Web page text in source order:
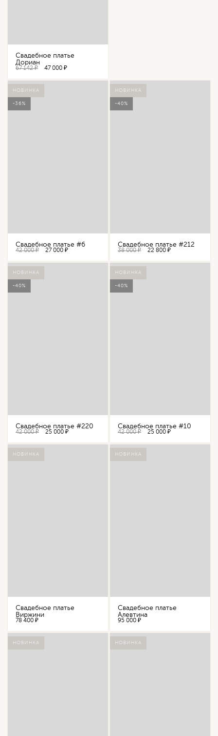
Свадебное платье
Дориан
67 142 ₽ 47 000 ₽
НОВИНКА
-36%
Свадебное платье #6
42 000 ₽ 27 000 ₽
НОВИНКА
-40%
Свадебное платье #212
38 000 ₽ 22 800 ₽
НОВИНКА
-40%
Свадебное платье #220
42 000 ₽ 25 000 ₽
НОВИНКА
-40%
Свадебное платье #10
42 000 ₽ 25 000 ₽
НОВИНКА
Свадебное платье
Виржини
78 400 ₽
НОВИНКА
Свадебное платье
Алевтина
95 000 ₽
НОВИНКА НОВИНКА